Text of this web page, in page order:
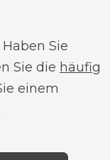
Sie
Sie die häufig
einem